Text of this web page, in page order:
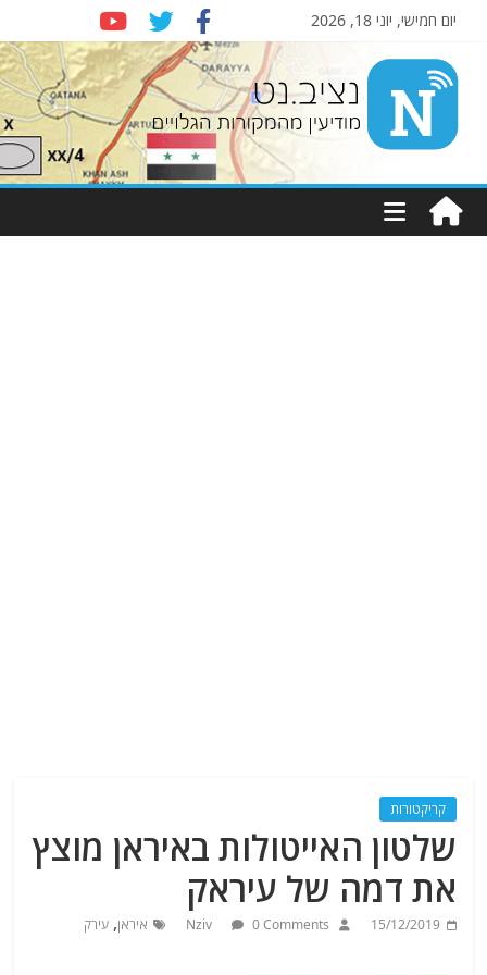
יום חמישי, יוני 18, 2026
Nziv.net
מודיעין
מהמקורות
קריקטורות
שלטון האייטולות באיראן מוצץ
את דמה של עיראק
15/12/2019
Nziv 0 Comments איראן,עירק